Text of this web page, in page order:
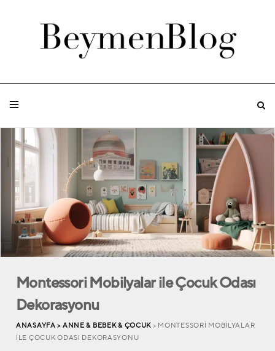
Montessori Mobilyalar ile Çocuk Odası
Dekorasyonu
ANASAYFA > ANNE & BEBEK & ÇOCUK > MONTESSORI MOBILYALAR
ILE ÇOCUK ODASI DEKORASYONU